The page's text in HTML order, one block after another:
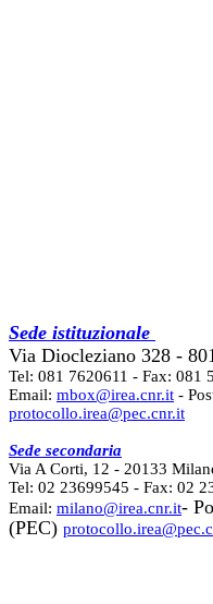
Sede istituzionale
Via Diocleziano 328 -
Tel: 081 7620611 - Fax: 081
Email: mbox@irea.cnr.it -
protocollo.irea@pec.cnr.it
Sede secondaria
Via A Corti, 12 - 20133
Tel: 02 23699545 - Fax: 02
Email: milano@irea.cnr.it-
(PEC)